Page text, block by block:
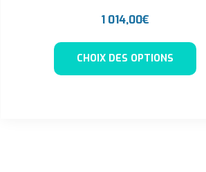
variations. Les options peuvent
1 014,00€
CHOIX DES OPTIONS